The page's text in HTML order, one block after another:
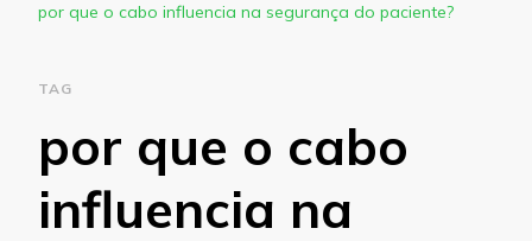
por que o cabo influencia na segurança do paciente?
TAG
por que o cabo
influencia na